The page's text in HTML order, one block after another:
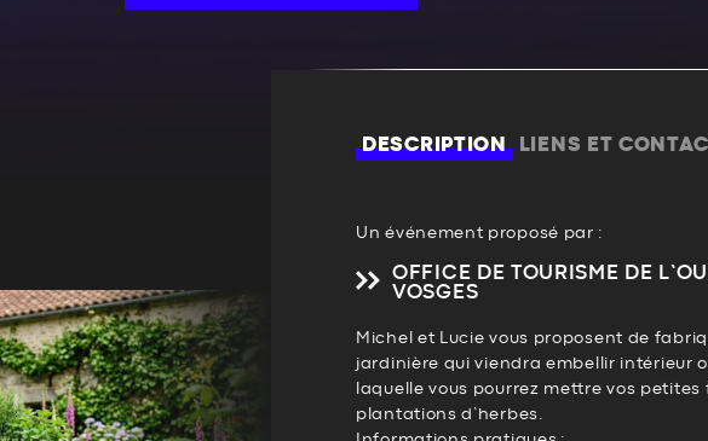
DESCRIPTION LIENS ET
Un événement proposé par :
OFFICE DE TOURISME DE
VOSGES
Michel et Lucie vous proposent de
jardinière qui viendra embellir intérieur
laquelle vous pourrez mettre vos petites
plantations d’herbes.